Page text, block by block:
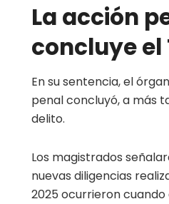
La acción
concluye
En su sentencia, el
penal concluyó, a más
delito.
Los magistrados
nuevas diligencias
2025 ocurrieron cuando